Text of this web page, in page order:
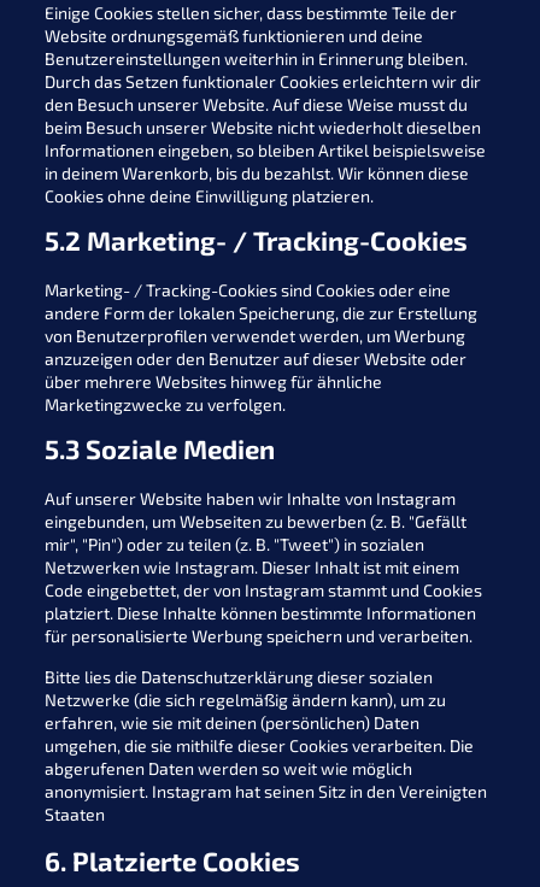
Einige Cookies stellen sicher, dass bestimmte Teile der
Website ordnungsgemäß funktionieren und deine
Benutzereinstellungen weiterhin in Erinnerung bleiben.
Durch das Setzen funktionaler Cookies erleichtern wir dir
den Besuch unserer Website. Auf diese Weise musst du
beim Besuch unserer Website nicht wiederholt dieselben
Informationen eingeben, so bleiben Artikel beispielsweise
in deinem Warenkorb, bis du bezahlst. Wir können diese
Cookies ohne deine Einwilligung platzieren.
5.2 Marketing- / Tracking-Cookies
Marketing- / Tracking-Cookies sind Cookies oder eine
andere Form der lokalen Speicherung, die zur Erstellung
von Benutzerprofilen verwendet werden, um Werbung
anzuzeigen oder den Benutzer auf dieser Website oder
über mehrere Websites hinweg für ähnliche
Marketingzwecke zu verfolgen.
5.3 Soziale Medien
Auf unserer Website haben wir Inhalte von Instagram
eingebunden, um Webseiten zu bewerben (z. B. "Gefällt
mir", "Pin") oder zu teilen (z. B. "Tweet") in sozialen
Netzwerken wie Instagram. Dieser Inhalt ist mit einem
Code eingebettet, der von Instagram stammt und Cookies
platziert. Diese Inhalte können bestimmte Informationen
für personalisierte Werbung speichern und verarbeiten.
Bitte lies die Datenschutzerklärung dieser sozialen
Netzwerke (die sich regelmäßig ändern kann), um zu
erfahren, wie sie mit deinen (persönlichen) Daten
umgehen, die sie mithilfe dieser Cookies verarbeiten. Die
abgerufenen Daten werden so weit wie möglich
anonymisiert. Instagram hat seinen Sitz in den Vereinigten
Staaten
6. Platzierte Cookies